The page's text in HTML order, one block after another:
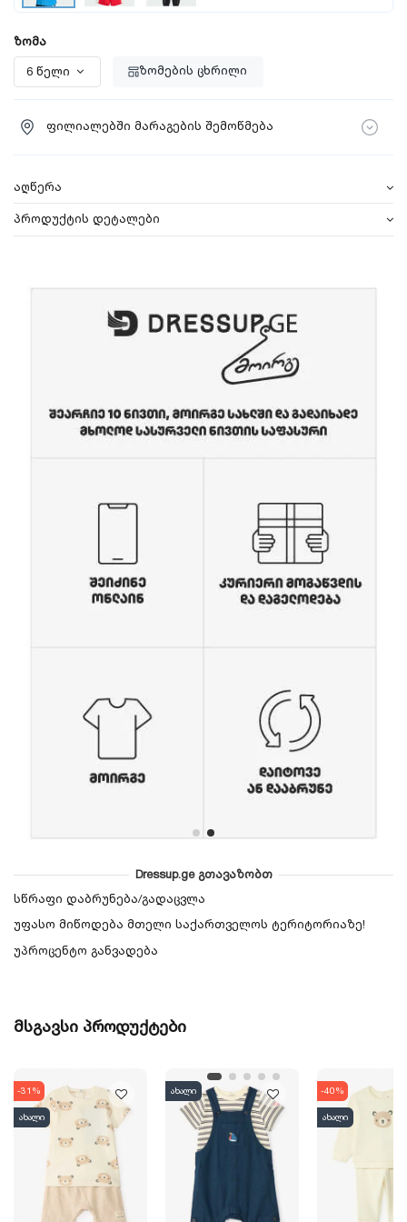
ზომა
ზომების ცხრილი
ფილიალებში მარაგების შემოწმება
აღწერა
პროდუქტის დეტალები
Dressup.ge გთავაზობთ
სწრაფი დაბრუნება/გადაცვლა
უფასო მიწოდება მთელი საქართველოს ტერიტორიაზე!
უპროცენტო განვადება
მსგავსი პროდუქტები
-31%
ახალი
ახალი
-40%
ახალი